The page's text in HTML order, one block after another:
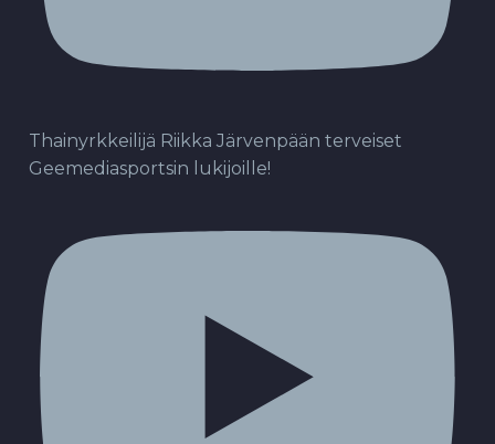
Thainyrkkeilijä Riikka Järvenpään terveiset
Geemediasportsin lukijoille!